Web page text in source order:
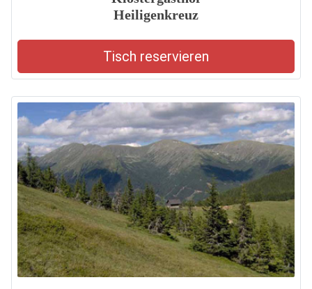
Heiligenkreuz
Tisch reservieren